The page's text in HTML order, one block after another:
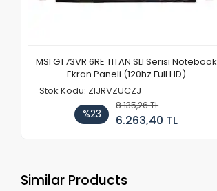
MSI GT73VR 6RE TITAN SLI Serisi Notebook
Ekran Paneli (120hz Full HD)
Stok Kodu: ZIJRVZUCZJ
%23
8.135,26 TL
6.263,40 TL
Similar Products